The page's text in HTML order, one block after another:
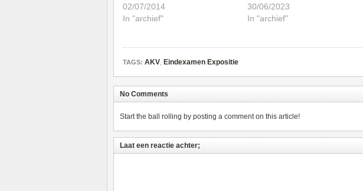
02/07/2014
In "archief"
30/06/2023
In "archief"
TAGS: AKV Eindexamen Expositie
No Comments
Start the ball rolling by posting a comment on this article!
Laat een reactie achter;